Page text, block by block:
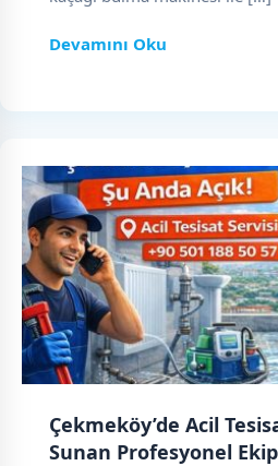
Devamını Oku
Çekmeköy’de Acil
Sunan Profesyonel Ekip